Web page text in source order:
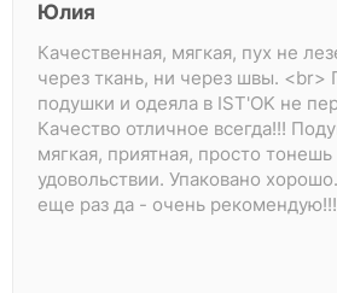
Юлия
Качественная, мягкая, пух не
через ткань, ни через швы. <br>
подушки и одеяла в IST'OK не
Качество отличное всегда!!!
мягкая, приятная, просто тонешь
удовольствии. Упаковано
еще раз да - очень рекомендую!!!